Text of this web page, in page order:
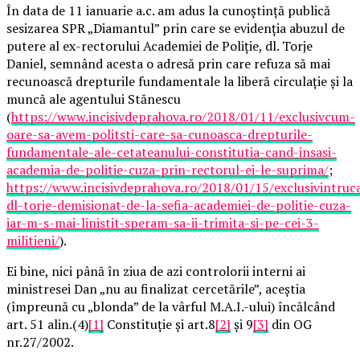
În data de 11 ianuarie a.c. am adus la cunoștință publică
sesizarea SPR „Diamantul” prin care se evidenția abuzul de
putere al ex-rectorului Academiei de Poliție, dl. Torje
Daniel, semnând acesta o adresă prin care refuza să mai
recunoască drepturile fundamentale la liberă circulație și la
muncă ale agentului Stănescu
(https://www.incisivdeprahova.ro/2018/01/11/exclusivcum-
oare-sa-avem-politsti-care-sa-cunoasca-drepturile-
fundamentale-ale-cetateanului-constitutia-cand-insasi-
academia-de-politie-cuza-prin-rectorul-ei-le-suprima/;
https://www.incisivdeprahova.ro/2018/01/15/
dl-torje-demisionat-de-la-sefia-academiei-de-politie-cuza-
iar-m-s-mai-linistit-speram-sa-ii-trimita-si-pe-cei-3-
militieni/).
Ei bine, nici până în ziua de azi controlorii interni ai
ministresei Dan „nu au finalizat cercetările”, aceștia
(împreună cu „blonda” de la vârful M.A.I.-ului) încălcând
art. 51 alin.(4)[1] Constituție și art.8[2] și 9[3] din OG
nr.27/2002.